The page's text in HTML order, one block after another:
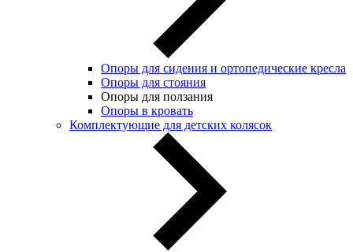
Опоры для сидения и ортопедические кресла
Опоры для стояния
Опоры для ползания
Опоры в кровать
Комплектующие для детских колясок